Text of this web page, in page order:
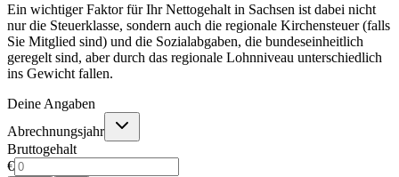
Ein wichtiger Faktor für Ihr Nettogehalt in Sachsen ist dabei nicht
nur die Steuerklasse, sondern auch die regionale Kirchensteuer (falls
Sie Mitglied sind) und die Sozialabgaben, die bundeseinheitlich
geregelt sind, aber durch das regionale Lohnniveau unterschiedlich
ins Gewicht fallen.
Deine Angaben
Abrechnungsjahr
Bruttogehalt
€